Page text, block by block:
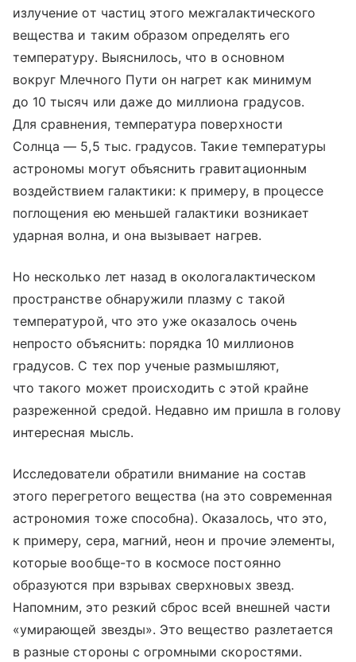
излучение от частиц этого межгалактического
вещества и таким образом определять его
температуру. Выяснилось, что в основном
вокруг Млечного Пути он нагрет как минимум
до 10 тысяч или даже до миллиона градусов.
Для сравнения, температура поверхности
Солнца — 5,5 тыс. градусов. Такие температуры
астрономы могут объяснить гравитационным
воздействием галактики: к примеру, в процессе
поглощения ею меньшей галактики возникает
ударная волна, и она вызывает нагрев.
Но несколько лет назад в окологалактическом
пространстве обнаружили плазму с такой
температурой, что это уже оказалось очень
непросто объяснить: порядка 10 миллионов
градусов. С тех пор ученые размышляют,
что такого может происходить с этой крайне
разреженной средой. Недавно им пришла в голову
интересная мысль.
Исследователи обратили внимание на состав
этого перегретого вещества (на это современная
астрономия тоже способна). Оказалось, что это,
к примеру, сера, магний, неон и прочие элементы,
которые вообще-то в космосе постоянно
образуются при взрывах сверхновых звезд.
Напомним, это резкий сброс всей внешней части
«умирающей звезды». Это вещество разлетается
в разные стороны с огромными скоростями.